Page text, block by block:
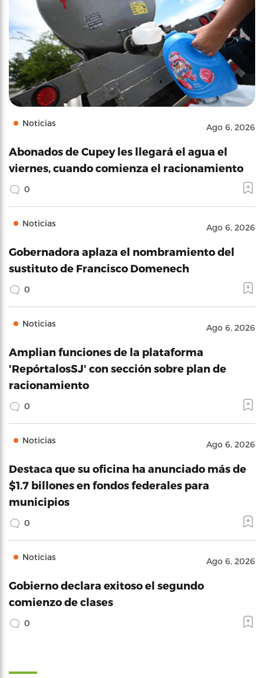
Noticias Ago 6, 2026
Abonados de Cupey les llegará el agua el
viernes, cuando comienza el racionamiento
0
Noticias Ago 6, 2026
Gobernadora aplaza el nombramiento del
sustituto de Francisco Domenech
0
Noticias Ago 6, 2026
Amplian funciones de la plataforma
'RepórtalosSJ' con sección sobre plan de
racionamiento
0
Noticias Ago 6, 2026
Destaca que su oficina ha anunciado más de
$1.7 billones en fondos federales para
municipios
0
Noticias Ago 6, 2026
Gobierno declara exitoso el segundo
comienzo de clases
0